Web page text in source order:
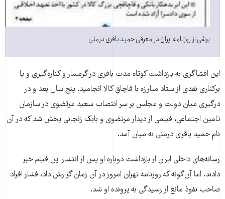
برشی از روزنامه ایران در معرفی حمید باقری درمنی
این افشاگری به بازداشت کوتاه مدت باقری در گرمسار و کناره‏‌گیری و یا
برکناری نقدی از ستاد مبارزه با قاچاق کالا انجامید. پنج سال بعد و در
درگیری میان دولت و مجلس بر سر انتصاب سعید مرتضوی در سازمان
تامین اجتماعی، فیلمی از دیدار مرتضوی و بابک زنجانی پخش شد که در آن
نام حمید باقری درمنی به میان آمد.
رسانه‏‌های داخلی ایران از بازداشت دوباره او پس از انتشار این فیلم خبر
دادند. اما آن‏‌گونه که روزنامه تهران امروز در آن زمان گزارش داد، فشار افراد
صاحب نفوذ مانع از رسیدگی به پرونده او شد.